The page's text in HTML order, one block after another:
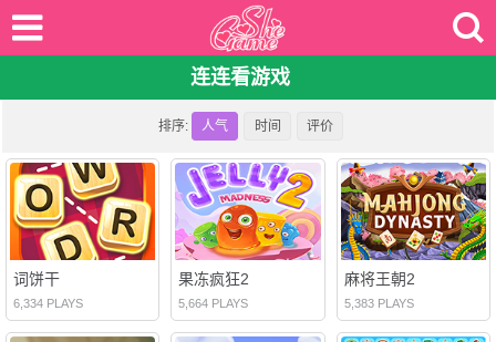
连连看游戏
排序: 人气 时间 评价
词饼干
6,334 PLAYS
果冻疯狂2
5,664 PLAYS
麻将王朝2
5,383 PLAYS